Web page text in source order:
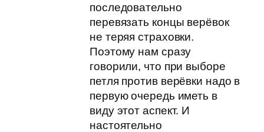
последовательно
перевязать концы верёвок
не теряя страховки.
Поэтому нам сразу
говорили, что при выборе
петля против верёвки надо в
первую очередь иметь в
виду этот аспект. И
настоятельно